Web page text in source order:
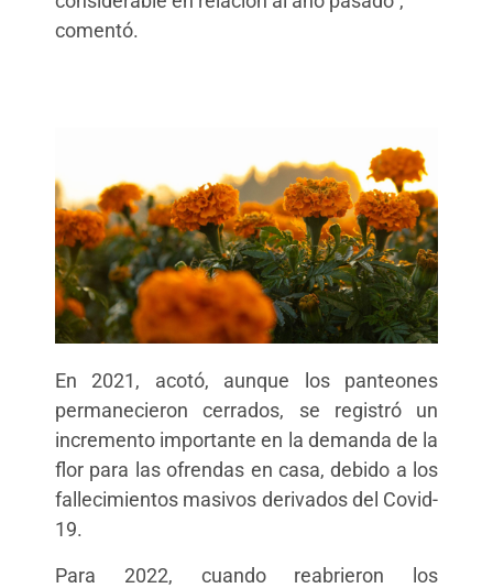
comentó.
En 2021, acotó, aunque los panteones
permanecieron cerrados, se registró un
incremento importante en la demanda de la
flor para las ofrendas en casa, debido a los
fallecimientos masivos derivados del Covid-
19.
Para 2022, cuando reabrieron los